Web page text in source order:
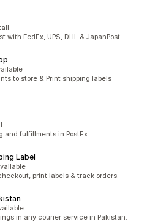
with FedEx, UPS, DHL & JapanPost.
to store & Print shipping labels
and fulfillments in PostEx
Label
print labels & track orders.
in any courier service in Pakistan.